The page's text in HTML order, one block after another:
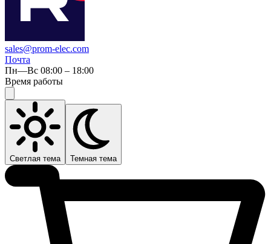
sales@prom-elec.com
Почта
Пн—Вс 08:00 – 18:00
Время работы
Светлая тема Темная тема